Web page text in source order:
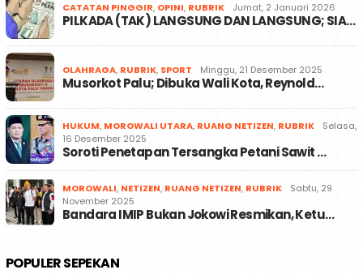
CATATAN PINGGIR, OPINI, RUBRIK Jumat, 2 Januari 2026
PILKADA (TAK) LANGSUNG DAN LANGSUNG; SIA…
OLAHRAGA, RUBRIK, SPORT Minggu, 21 Desember 2025
Musorkot Palu; Dibuka Wali Kota, Reynold…
HUKUM, MOROWALI UTARA, RUANG NETIZEN, RUBRIK
Selasa,
16 Desember 2025
Soroti Penetapan Tersangka Petani Sawit …
MOROWALI, NETIZEN, RUANG NETIZEN, RUBRIK
Sabtu, 29
November 2025
Bandara IMIP Bukan Jokowi Resmikan, Ketu…
POPULER SEPEKAN